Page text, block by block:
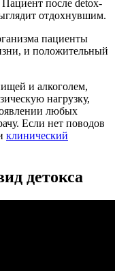
после detox-
отдохнувшим.
пациенты
и положительный
и алкоголем,
нагрузку,
любых
Если нет поводов
клинический
детокса